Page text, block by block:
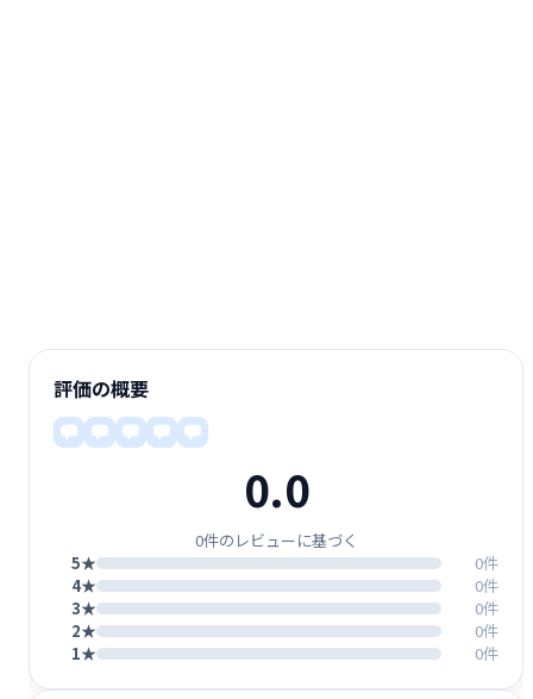
評価の概要
0.0
0件のレビューに基づく
5★
0件
4★
0件
3★
0件
2★
0件
1★
0件